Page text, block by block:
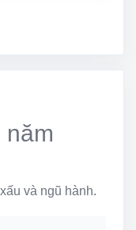
năm
và ngũ hành.